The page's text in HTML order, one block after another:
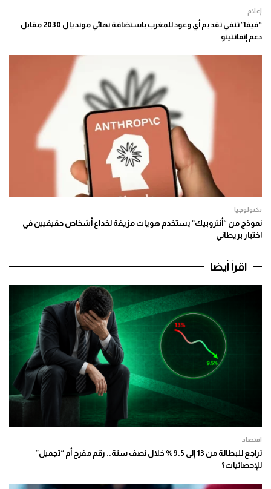
إعلام
“فيفا” تنفي تقديم أي وعود للمغرب باستضافة نهائي مونديال 2030 مقابل
دعم إنفانتينو
تكنولوجيا
نموذج من “أنثروبيك” يستخدم هويات مزيفة لخداع أشخاص حقيقيين في
اختبار بريطاني
اقرأ أيضا
اقتصاد
تراجع للبطالة من 13 إلى 9.5% خلال نصف سنة.. رقم مفرح أم “تجميل”
للإحصائيات؟